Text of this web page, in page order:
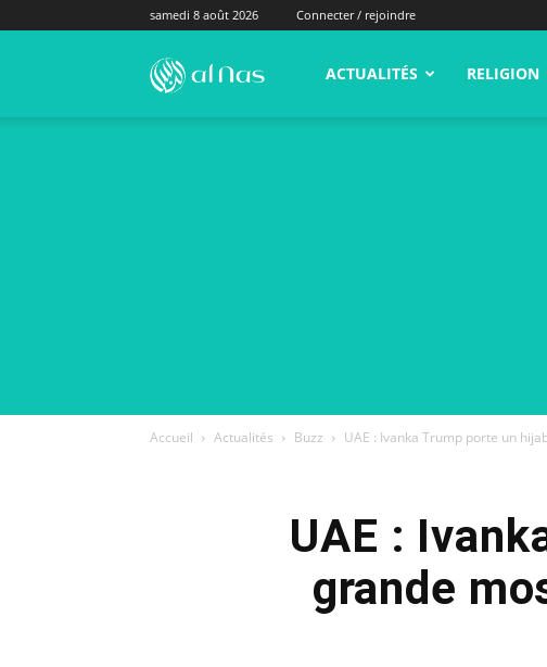
samedi 8 août 2026 Connecter / rejoindre
alNas.fr ACTUALITÉS RELIGION
Accueil Actualités Buzz UAE : Ivanka Trump porte un
UAE :
grande